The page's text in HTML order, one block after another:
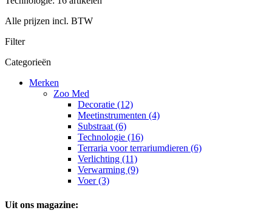
Alle prijzen incl. BTW
Filter
Categorieën
Merken
Zoo Med
Decoratie (12)
Meetinstrumenten (4)
Substraat (6)
Technologie (16)
Terraria voor terrariumdieren (6)
Verlichting (11)
Verwarming (9)
Voer (3)
Uit ons magazine: